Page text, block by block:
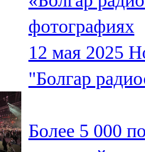
107,0 FM
Яр Чаллы
105,5 FM
фотографиях
12 мая 2025
"Болгар
Более 5 000